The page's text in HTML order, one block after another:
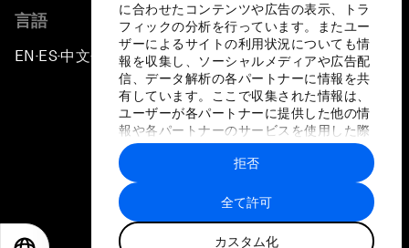
に合わせたコンテンツや広告の表示、トラ
フィックの分析を行っています。またユー
ザーによるサイトの利用状況についても情
報を収集し、ソーシャルメディアや広告配
信、データ解析の各パートナーに情報を共
有しています。ここで収集された情報は、
ユーザーが各パートナーに提供した他の情
報や各パートナーのサービスを使用した際
に収集された情報と組み合わされ、各パー
トナーによって使用されることがありま
す。
全て許可
カスタム化
拒否
言語
EN ▪ ES▪中文▪ 日本語
プライバシーポリシーと利用規約
サイトマップ